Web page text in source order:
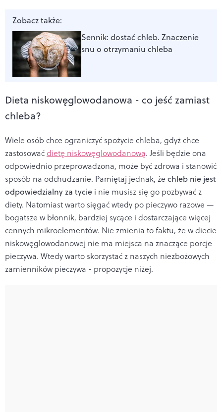
Zobacz także:
Sennik: dostać chleb. Znaczenie
snu o otrzymaniu chleba
Dieta niskowęglowodanowa - co jeść zamiast
chleba?
Wiele osób chce ograniczyć spożycie chleba, gdyż chce
zastosowaćdietę niskowęglowodanową. Jeśli będzie ona
odpowiednio przeprowadzona, może być zdrowa i stanowić
sposób na odchudzanie. Pamiętaj jednak, że chleb nie jest
odpowiedzialny za tycie i nie musisz się go pozbywać z
diety. Natomiast warto sięgać wtedy po pieczywo razowe —
bogatsze w błonnik, bardziej sycące i dostarczające więcej
cennych mikroelementów. Nie zmienia to faktu, że w diecie
niskowęglowodanowej nie ma miejsca na znaczące porcje
pieczywa. Wtedy warto skorzystać z naszych niezbożowych
zamienników pieczywa - propozycje niżej.